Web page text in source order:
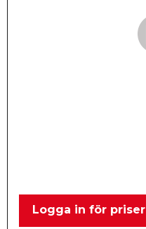
Logga in för priser